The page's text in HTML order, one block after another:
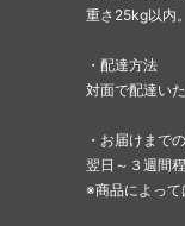
重さ25kg以内。
・配達方法
対面で配達いた
・お届けまで
翌日～３週間
※商品によって